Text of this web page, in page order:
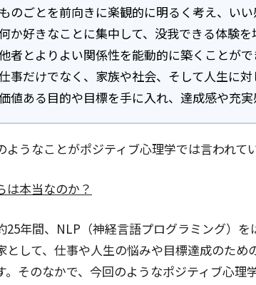
ものごとを前向きに楽観的に明るく考え、い
か好きなことに集中して、没我できる体験
者とよりよい関係性を能動的に築くことが
事だけでなく、家族や社会、そして人生に
値ある目的や目標を手に入れ、達成感や充
ようなことがポジティブ心理学では言われてい
は本当なのか？
25年間、NLP（神経言語プログラミング）
として、仕事や人生の悩みや目標達成のた
。そのなかで、今回のようなポジティブ心理